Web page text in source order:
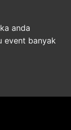
anda
event banyak